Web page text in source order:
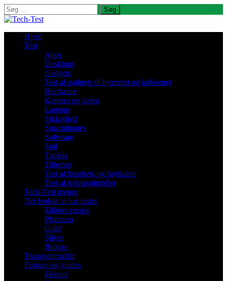
Søg
efter:
Hjem
Test
Apps
Desktops
Gadgets
Test af gadgets til hjemmet og køkkenet
Hardware
Kamera og video
Laptops
Sikkerhed
Smartphones
Software
Spil
Tablets
Tilbehør
Test af headsets og højttalere
Test af transportmidler
Tech-Test mener
Det bedste vi har testet
Editors choice
Platinum
Gold
Silver
Bronze
Transportmidler
Feature og guides
Feature